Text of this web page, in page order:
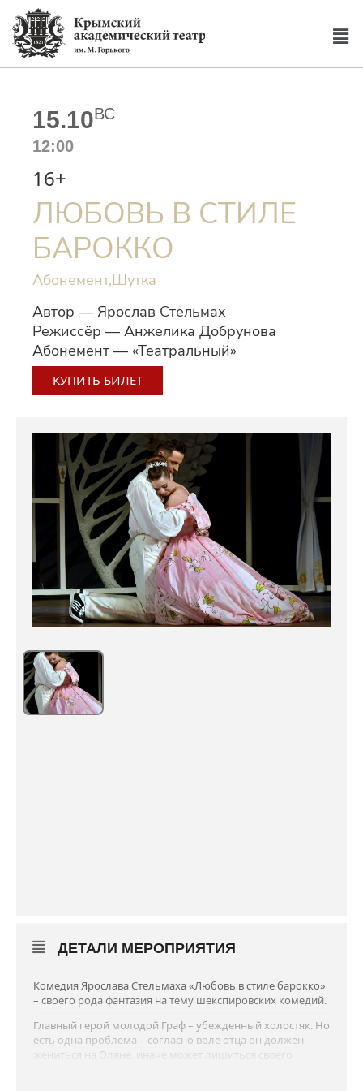
15.10ВС
12:00
16+
КУПИТЬ БИЛЕТ
Автор — Ярослав Стельмах
Режиссёр — Анжелика Добрунова
Абонемент — «Театральный»
ЛЮБОВЬ В СТИЛЕ
БАРОККО
Абонемент,Шутка
ДЕТАЛИ МЕРОПРИЯТИЯ
Комедия Ярослава Стельмаха «Любовь в стиле барокко»
– своего рода фантазия на тему шекспировских комедий.
Главный герой молодой Граф – убежденный холостяк. Но
есть одна проблема – согласно воле отца он должен
жениться на Оляне, иначе может лишиться своего